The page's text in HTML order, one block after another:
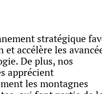
stratégique
et accélère les
De plus, nos
apprécient
les montagnes